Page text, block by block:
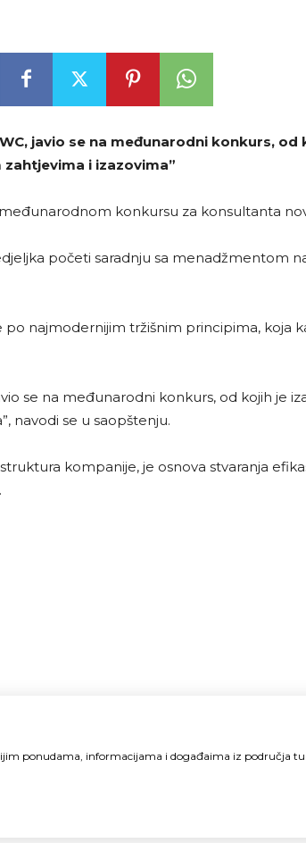
javio se na međunarodni konkurs,
i izazovima”
konkursu za konsultanta
početi saradnju sa menadžmentom
najmodernijim tržišnim principima, koja
se na međunarodni konkurs, od kojih je
navodi se u saopštenju.
kompanije, je osnova stvaranja
ponudama, informacijama i događaima iz područja